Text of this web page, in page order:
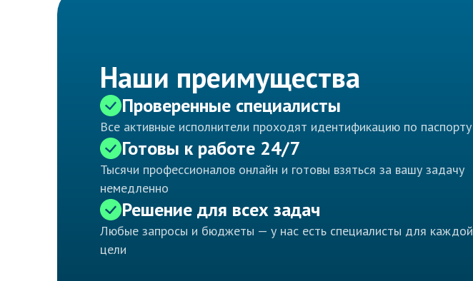
Наши преимущества
Проверенные специалисты
Все активные исполнители проходят идентификацию по паспорту
Готовы к работе 24/7
Тысячи профессионалов онлайн и готовы взяться за вашу задачу
немедленно
Решение для всех задач
Любые запросы и бюджеты — у нас есть специалисты для каждой
цели